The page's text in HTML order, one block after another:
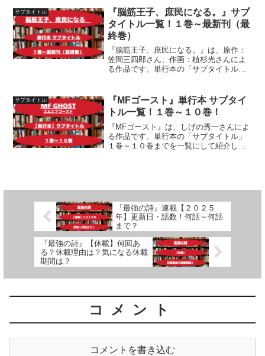
て紹介しています
サブタイトル
『脳筋王子、庶民になる。』サブ
タイトル一覧！１巻～最新刊（最
終巻）
『脳筋王子、庶民になる。』は、原作：
笠間三四郎さん、作画：植杉光さんによ
る作品です。単行本の「サブタイトル」
サブタイトル
『MFゴースト』単行本 サブタイ
トル一覧！１巻～１０巻！
『MFゴースト』は、しげの秀一さんによ
る作品です。単行本の「サブタイトル」
１巻～１０巻までを一覧にして紹介して
『最強の詩』連載【２０２５
年】更新日・話数！何話～何話
まで？
『最強の詩』【休載】何回あ
る？休載理由は？気になる休載
期間は？
コメント
コメントを書き込む